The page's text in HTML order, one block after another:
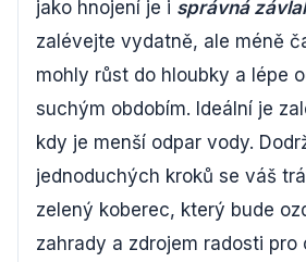
jako hnojení je i správná
zalévejte vydatně, ale méně
mohly růst do hloubky a lépe
suchým obdobím. Ideální je
kdy je menší odpar vody.
jednoduchých kroků se váš
zelený koberec, který bude
zahrady a zdrojem radosti pro